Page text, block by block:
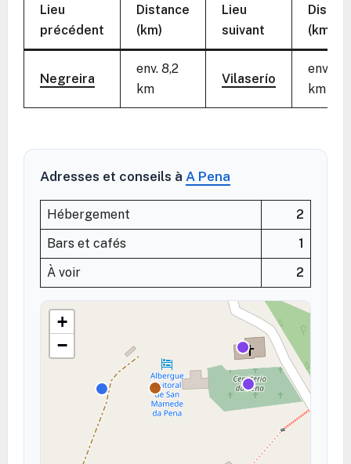
Lieu
précédent
Distance
(km)
Lieu
suivant
(km)
Negreira
env. 8,2
km
Vilaserío
env. 4,5
km
Adresses et conseils à A Pena
Hébergement
2
Bars et cafés
1
À voir
2
+
−